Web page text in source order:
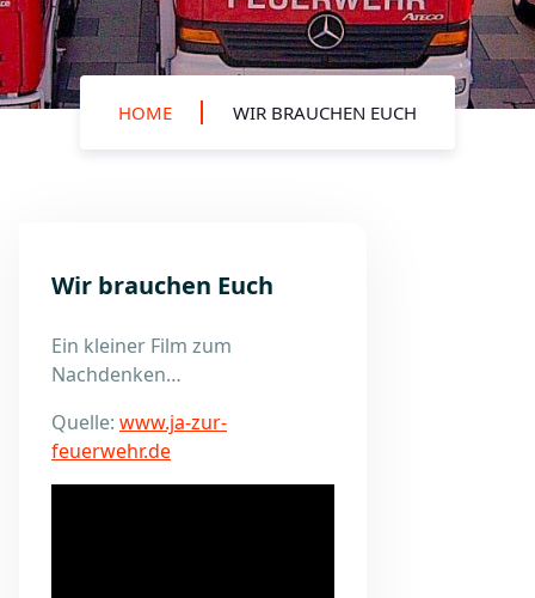
HOME WIR BRAUCHEN EUCH
Wir brauchen Euch
Ein kleiner Film zum
Nachdenken…
Quelle: www.ja-zur-
feuerwehr.de